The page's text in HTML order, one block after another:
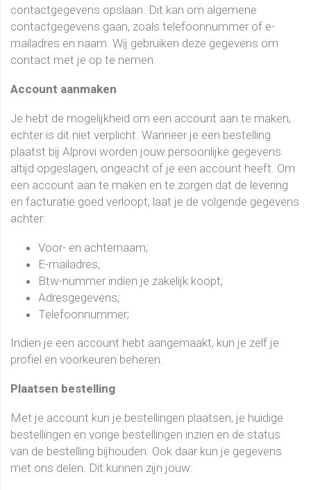
contactgegevens opslaan. Dit kan om algemene
contactgegevens gaan, zoals telefoonnummer of e-
mailadres en naam. Wij gebruiken deze gegevens om
contact met je op te nemen.
Account aanmaken
Je hebt de mogelijkheid om een account aan te maken,
echter is dit niet verplicht. Wanneer je een bestelling
plaatst bij Alprovi worden jouw persoonlijke gegevens
altijd opgeslagen, ongeacht of je een account heeft. Om
een account aan te maken en te zorgen dat de levering
en facturatie goed verloopt, laat je de volgende gegevens
achter:
Voor- en achternaam;
E-mailadres;
Btw-nummer indien je zakelijk koopt;
Adresgegevens;
Telefoonnummer;
Indien je een account hebt aangemaakt, kun je zelf je
profiel en voorkeuren beheren.
Plaatsen bestelling
Met je account kun je bestellingen plaatsen, je huidige
bestellingen en vorige bestellingen inzien en de status
van de bestelling bijhouden. Ook daar kun je gegevens
met ons delen. Dit kunnen zijn jouw: